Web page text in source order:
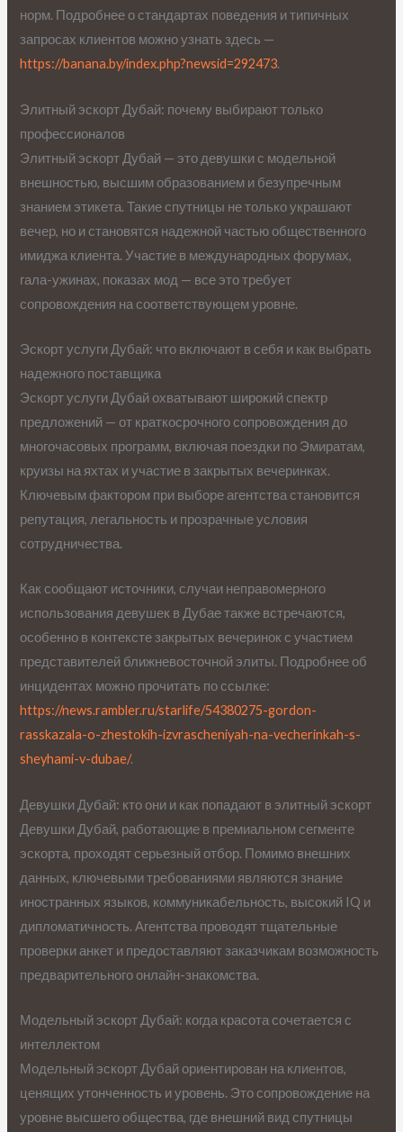
норм. Подробнее о стандартах поведения и типичных
запросах клиентов можно узнать здесь —
https://banana.by/index.php?newsid=292473.
Элитный эскорт Дубай: почему выбирают только
профессионалов
Элитный эскорт Дубай — это девушки с модельной
внешностью, высшим образованием и безупречным
знанием этикета. Такие спутницы не только украшают
вечер, но и становятся надежной частью общественного
имиджа клиента. Участие в международных форумах,
гала-ужинах, показах мод — все это требует
сопровождения на соответствующем уровне.
Эскорт услуги Дубай: что включают в себя и как выбрать
надежного поставщика
Эскорт услуги Дубай охватывают широкий спектр
предложений — от краткосрочного сопровождения до
многочасовых программ, включая поездки по Эмиратам,
круизы на яхтах и участие в закрытых вечеринках.
Ключевым фактором при выборе агентства становится
репутация, легальность и прозрачные условия
сотрудничества.
Как сообщают источники, случаи неправомерного
использования девушек в Дубае также встречаются,
особенно в контексте закрытых вечеринок с участием
представителей ближневосточной элиты. Подробнее об
инцидентах можно прочитать по ссылке:
https://news.rambler.ru/starlife/54380275-gordon-
rasskazala-o-zhestokih-izvrascheniyah-na-vecherinkah-s-
sheyhami-v-dubae/.
Девушки Дубай: кто они и как попадают в элитный эскорт
Девушки Дубай, работающие в премиальном сегменте
эскорта, проходят серьезный отбор. Помимо внешних
данных, ключевыми требованиями являются знание
иностранных языков, коммуникабельность, высокий IQ и
дипломатичность. Агентства проводят тщательные
проверки анкет и предоставляют заказчикам возможность
предварительного онлайн-знакомства.
Модельный эскорт Дубай: когда красота сочетается с
интеллектом
Модельный эскорт Дубай ориентирован на клиентов,
ценящих утонченность и уровень. Это сопровождение на
уровне высшего общества, где внешний вид спутницы